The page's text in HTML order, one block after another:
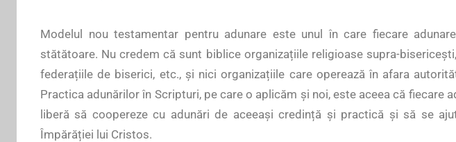
Modelul nou testamentar pentru adunare este unul în care fiecare
stătătoare. Nu credem că sunt biblice organizațiile religioase supra-
federațiile de biserici, etc., și nici organizațiile care operează în afara
Practica adunărilor în Scripturi, pe care o aplicăm și noi, este aceea că fiecare
liberă să coopereze cu adunări de aceeași credință și practică și să se
Împărăției lui Cristos.